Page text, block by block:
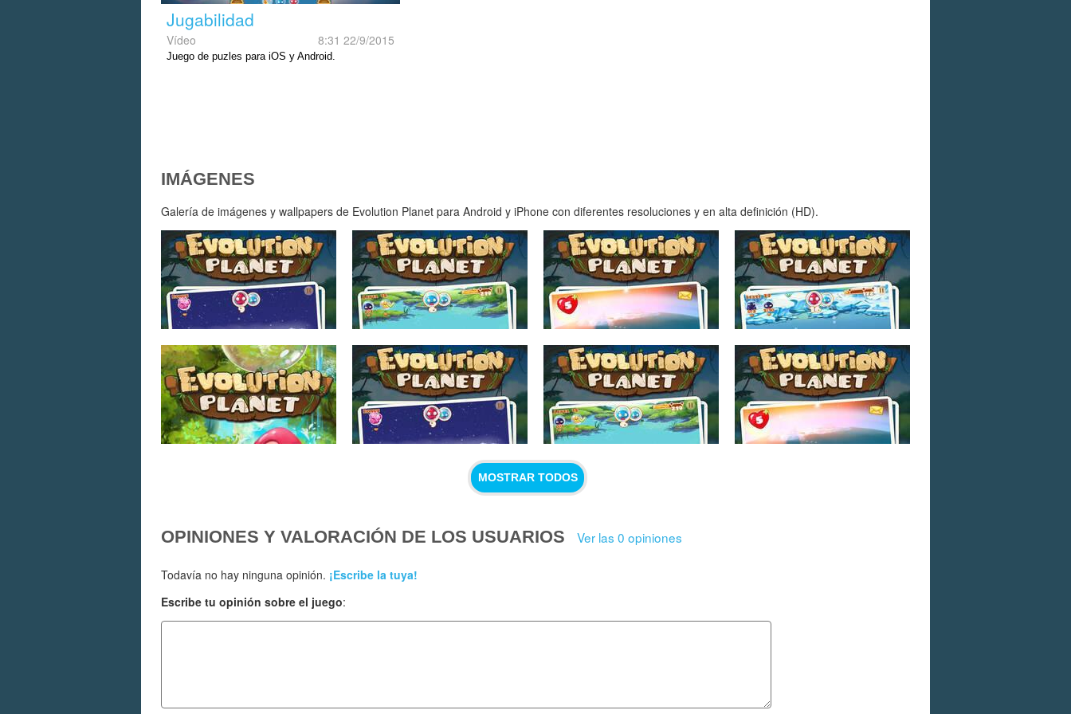
Jugabilidad
Vídeo 8:31 22/9/2015
Juego de puzles para iOS y Android.
IMÁGENES
Galería de imágenes y wallpapers de Evolution Planet para Android y iPhone con diferentes resoluciones y en alta definición (HD).
MOSTRAR TODOS
OPINIONES Y VALORACIÓN DE LOS USUARIOS Ver las 0 opiniones
Todavía no hay ninguna opinión. ¡Escribe la tuya!
Escribe tu opinión sobre el juego: